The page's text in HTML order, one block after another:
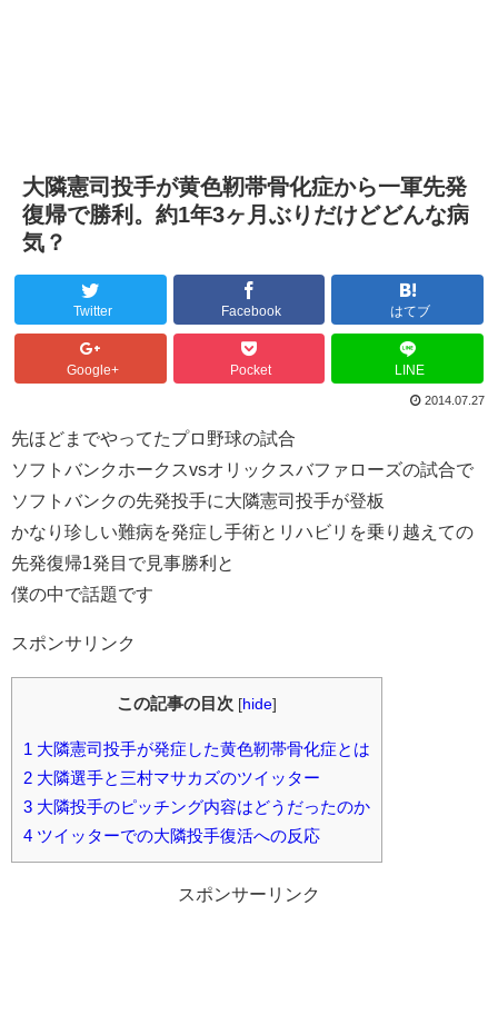
大隣憲司投手が黄色靭帯骨化症から一軍先発
復帰で勝利。約1年3ヶ月ぶりだけどどんな病
気？
Twitter Facebook はてブ
Google+ Pocket LINE
2014.07.27
先ほどまでやってたプロ野球の試合
ソフトバンクホークスvsオリックスバファローズの試合で
ソフトバンクの先発投手に大隣憲司投手が登板
かなり珍しい難病を発症し手術とリハビリを乗り越えての
先発復帰1発目で見事勝利と
僕の中で話題です
スポンサリンク
この記事の目次 [hide]
1 大隣憲司投手が発症した黄色靭帯骨化症とは
2 大隣選手と三村マサカズのツイッター
3 大隣投手のピッチング内容はどうだったのか
4 ツイッターでの大隣投手復活への反応
スポンサーリンク